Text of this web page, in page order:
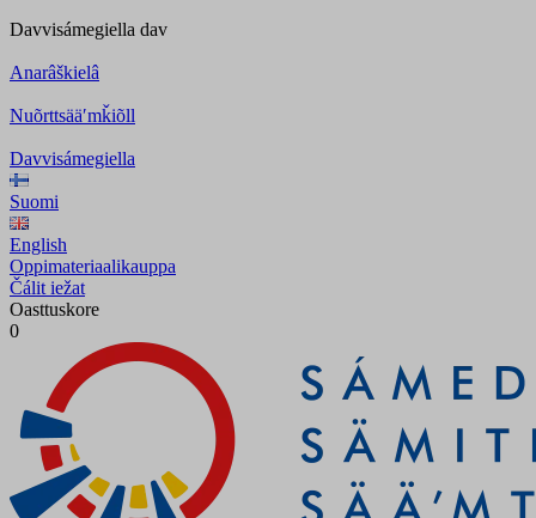
Davvisámegiella dav
Anarâškielâ
Nuõrttsääʹmǩiõll
Davvisámegiella
Suomi
English
Oppimateriaalikauppa
Čálit iežat
Oasttuskore
0